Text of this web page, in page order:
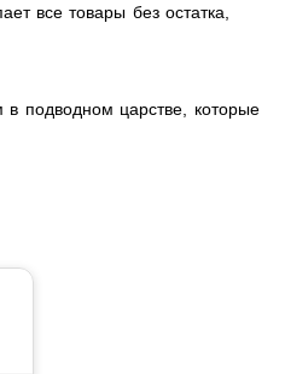
все товары без остатка,
подводном царстве, которые